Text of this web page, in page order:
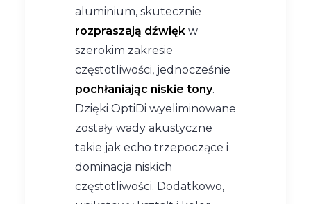
aluminium, skutecznie
rozpraszają dźwięk w
szerokim zakresie
częstotliwości, jednocześnie
pochłaniając niskie tony.
Dzięki OptiDi wyeliminowane
zostały wady akustyczne
takie jak echo trzepoczące i
dominacja niskich
częstotliwości. Dodatkowo,